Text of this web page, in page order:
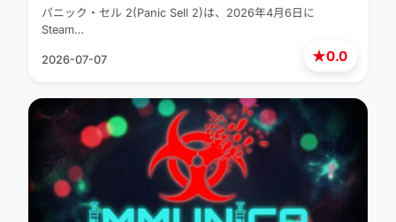
★0.0
パニック・セル 2(Panic Sell 2)は、2026年4月6日に
Steam…
2026-07-07